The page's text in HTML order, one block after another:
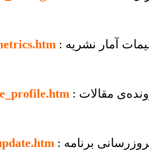
آمار نشریه
مقالات
برنامه